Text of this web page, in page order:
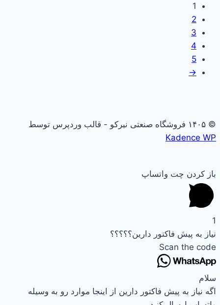
1
2
3
4
5
→
© ۱۴۰۵ فروشگاه صنعتی نیرکو - قالب وردپرس توسط
Kadence WP
باز کردن چت واتساپ
1
نیاز به پیش فاکتور دارین؟؟؟؟؟
Scan the code
سلام
اگه نیاز به پیش فاکتور دارین از اینجا موارد رو به وسیله